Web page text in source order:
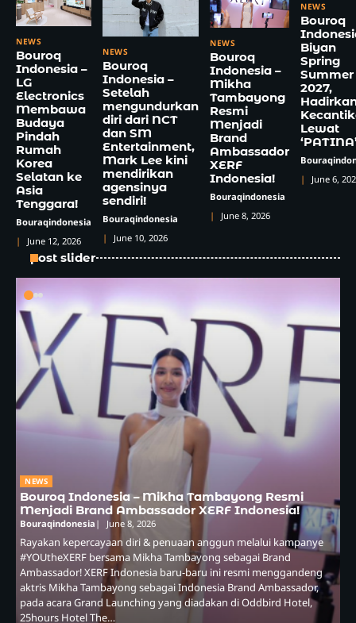
NEWS
Bouroq
Indonesia –
LG
Electronics
Membawa
Budaya
Pindah
Rumah
Korea
Selatan ke
Asia
Tenggara!
Bouraqindonesia
June 12, 2026
NEWS
Bouroq
Indonesia –
Setelah
mengundurkan
diri dari NCT
dan SM
Entertainment,
Mark Lee kini
mendirikan
agensinya
sendiri!
Bouraqindonesia
June 10, 2026
NEWS
Bouroq
Indonesia –
Mikha
Tambayong
Resmi
Menjadi
Brand
Ambassador
XERF
Indonesia!
Bouraqindonesia
June 8, 2026
NEWS
Bouroq
Biyan
Spring
Summer
2027,
Lewat
June 6,
post slider
NEWS
Bouroq Indonesia – Mikha Tambayong Resmi
Menjadi Brand Ambassador XERF Indonesia!
Bouraqindonesia June 8, 2026
Rayakan kepercayaan diri & penuaan anggun melalui kampanye
#YOUtheXERF bersama Mikha Tambayong sebagai Brand
Ambassador! XERF Indonesia baru-baru ini resmi menggandeng
aktris Mikha Tambayong sebagai Indonesia Brand Ambassador,
pada acara Grand Launching yang diadakan di Oddbird Hotel,
25hours Hotel The…